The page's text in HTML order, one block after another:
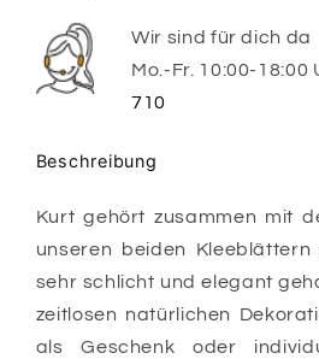
Wir sind für dich da
Mo.-Fr. 10:00-18:00
710
Beschreibung
Kurt gehört zusammen mit
unseren beiden
sehr schlicht und elegant
zeitlosen natürlichen
als Geschenk oder